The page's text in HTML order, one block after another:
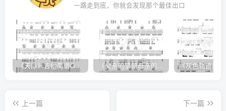
一路走到底，你就会发现那个最佳出口
《天际》吉他简谱G调弹唱谱（姜玉阳） 《父亲的草原母亲的河》吉他简谱C调弹唱谱（腾格尔）
上一篇
下一篇